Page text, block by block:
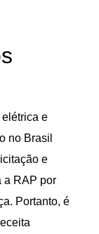
e
no Brasil
e
a RAP por
Portanto, é